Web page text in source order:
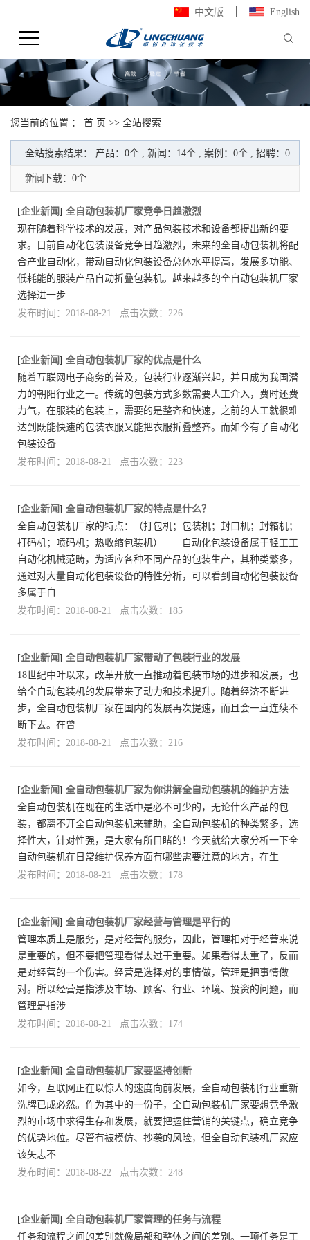
中文版 English
您当前的位置 ： 首 页 >> 全站搜索
全站搜索结果： 产品：0个 , 新闻：14个 , 案例：0个 , 招聘：0
个 , 下载：0个
新闻
[企业新闻] 全自动包装机厂家竞争日趋激烈
现在随着科学技术的发展，对产品包装技术和设备都提出新的要
求。目前自动化包装设备竞争日趋激烈，未来的全自动包装机将配
合产业自动化，带动自动化包装设备总体水平提高，发展多功能、
低耗能的服装产品自动折叠包装机。越来越多的全自动包装机厂家
选择进一步
发布时间：2018-08-21 点击次数：226
[企业新闻] 全自动包装机厂家的优点是什么
随着互联网电子商务的普及，包装行业逐渐兴起，并且成为我国潜
力的朝阳行业之一。传统的包装方式多数需要人工介入，费时还费
力气，在服装的包装上，需要的是整齐和快速，之前的人工就很难
达到既能快速的包装衣服又能把衣服折叠整齐。而如今有了自动化
包装设备
发布时间：2018-08-21 点击次数：223
[企业新闻] 全自动包装机厂家的特点是什么？
全自动包装机厂家的特点：（打包机；包装机；封口机；封箱机；
打码机；喷码机；热收缩包装机） 自动化包装设备属于轻工工
自动化机械范畴，为适应各种不同产品的包装生产，其种类繁多，
通过对大量自动化包装设备的特性分析，可以看到自动化包装设备
多属于自
发布时间：2018-08-21 点击次数：185
[企业新闻] 全自动包装机厂家带动了包装行业的发展
18世纪中叶以来，改革开放一直推动着包装市场的进步和发展，也
给全自动包装机的发展带来了动力和技术提升。随着经济不断进
步，全自动包装机厂家在国内的发展再次提速，而且会一直连续不
断下去。在曾
发布时间：2018-08-21 点击次数：216
[企业新闻] 全自动包装机厂家为你讲解全自动包装机的维护方法
全自动包装机在现在的生活中是必不可少的，无论什么产品的包
装，都离不开全自动包装机来辅助，全自动包装机的种类繁多，选
择性大，针对性强，是大家有所目睹的！今天就给大家分析一下全
自动包装机在日常维护保养方面有哪些需要注意的地方，在生
发布时间：2018-08-21 点击次数：178
[企业新闻] 全自动包装机厂家经营与管理是平行的
管理本质上是服务，是对经营的服务，因此，管理相对于经营来说
是重要的，但不要把管理看得太过于重要。如果看得太重了，反而
是对经营的一个伤害。经营是选择对的事情做，管理是把事情做
对。所以经营是指涉及市场、顾客、行业、环境、投资的问题，而
管理是指涉
发布时间：2018-08-21 点击次数：174
[企业新闻] 全自动包装机厂家要坚持创新
如今，互联网正在以惊人的速度向前发展，全自动包装机行业重新
洗牌已成必然。作为其中的一份子，全自动包装机厂家要想竞争激
烈的市场中求得生存和发展，就要把握住营销的关键点，确立竞争
的优势地位。尽管有被模仿、抄袭的风险，但全自动包装机厂家应
该矢志不
发布时间：2018-08-22 点击次数：248
[企业新闻] 全自动包装机厂家管理的任务与流程
任务和流程之间的差别就像局部和整体之间的差别。一项任务是工